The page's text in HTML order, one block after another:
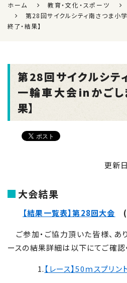
ホーム 教育・文化・スポーツ
第28回サイクルシティ南さつま小
終了・結果】
第28回サイクルシテ
一輪車大会inかごし
果】
更新日
大会結果
【結果一覧表】第28回大会
ご参加・ご協力頂いた皆様、あ
ースの結果詳細は以下にてご確認
1. 【レース】50ｍスプリン